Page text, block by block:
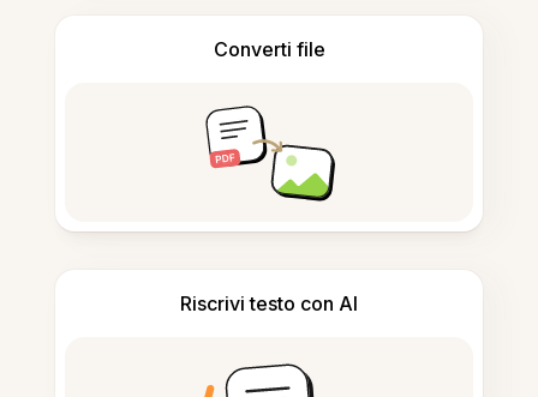
Converti file
Riscrivi testo con AI